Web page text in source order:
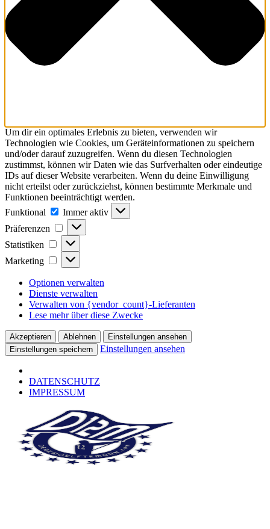
Um dir ein optimales Erlebnis zu bieten, verwenden wir
Technologien wie Cookies, um Geräteinformationen zu speichern
und/oder darauf zuzugreifen. Wenn du diesen Technologien
zustimmst, können wir Daten wie das Surfverhalten oder eindeutige
IDs auf dieser Website verarbeiten. Wenn du deine Einwilligung
nicht erteilst oder zurückziehst, können bestimmte Merkmale und
Funktionen beeinträchtigt werden.
Funktional
Funktional
Immer aktiv
Präferenzen
Präferenzen
Statistiken Statistiken
Marketing Marketing
Optionen verwalten
Dienste verwalten
Verwalten von {vendor_count}-Lieferanten
Lese mehr über diese Zwecke
Akzeptieren Ablehnen
Einstellungen ansehen
Einstellungen speichern
Einstellungen ansehen
DATENSCHUTZ
IMPRESSUM